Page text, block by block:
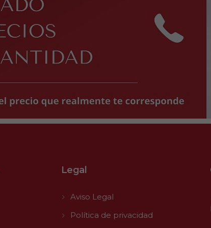
Legal
Aviso Legal
Política de privacidad